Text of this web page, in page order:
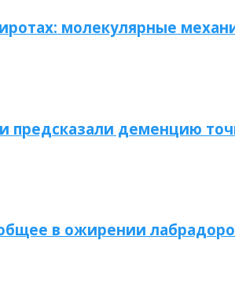
молекулярные
предсказали деменцию
в ожирении